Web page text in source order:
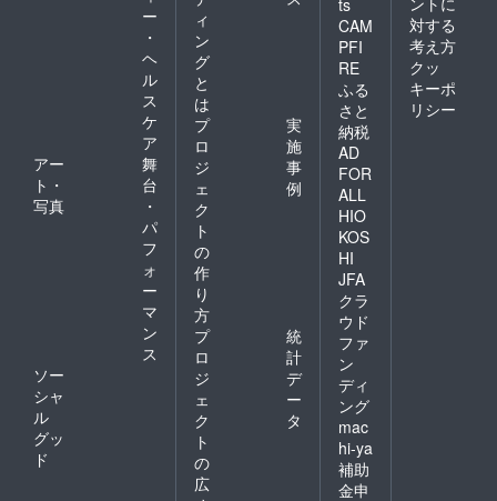
ー
・
ヘ
ル
ス
ケ
ア
アー
ト・
写真
舞
台
・
パ
フ
ォ
ー
マ
ン
ス
ソー
シャ
ル
グッ
ド
ィ
ン
グ
と
は
プ
ロ
ジ
ェ
ク
ト
の
作
り
方
実
施
事
例
プ
ロ
ジ
ェ
ク
ト
の
広
統
計
デ
ー
タ
CAM
PFI
RE
ふる
さと
納税
AD
FOR
ALL
HIO
KOS
HI
JFA
クラ
ウド
ファ
ン
ディ
ング
mac
hi-ya
補助
金申
対する
考え方
クッ
キーポ
リシー